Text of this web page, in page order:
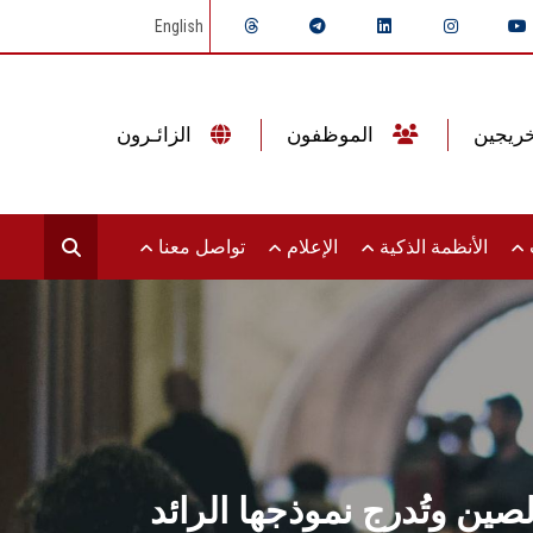
English
الأنظمة الذكية الإعلام تواصل معنا
وتُدرج نموذجها الرائد